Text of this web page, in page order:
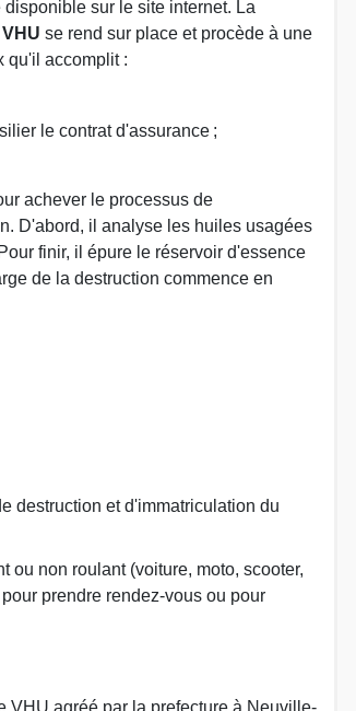
sur le site internet. La
se rend sur place et procède à une
qu'il accomplit :
le contrat d'assurance ;
achever le processus de
D'abord, il analyse les huiles usagées
finir, il épure le réservoir d'essence
de la destruction commence en
destruction et d'immatriculation du
ou non roulant (voiture, moto, scooter,
prendre rendez-vous ou pour
VHU agréé par la prefecture à Neuville-